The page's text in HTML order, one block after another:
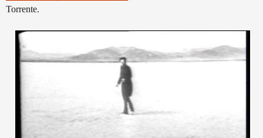
Torrente.